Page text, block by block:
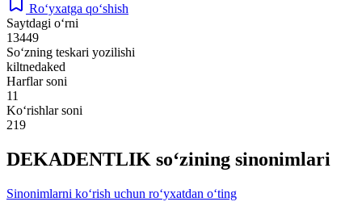
Ro‘yxatga qo‘shish
Saytdagi o‘rni
13449
So‘zning teskari yozilishi
kiltnedaked
Harflar soni
11
Ko‘rishlar soni
219
DEKADENTLIK so‘zining sinonimlari
Sinonimlarni ko‘rish uchun ro‘yxatdan o‘ting